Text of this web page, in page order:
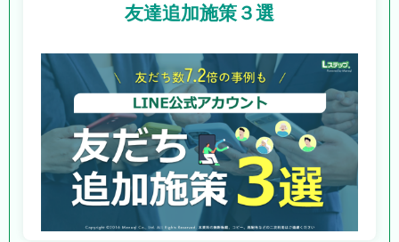
友達追加施策３選